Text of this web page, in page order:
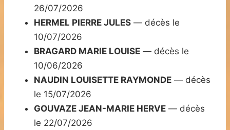
26/07/2026
HERMEL PIERRE JULES — décès le
10/07/2026
BRAGARD MARIE LOUISE — décès le
10/06/2026
NAUDIN LOUISETTE RAYMONDE — décès
le 15/07/2026
GOUVAZE JEAN-MARIE HERVE — décès
le 22/07/2026